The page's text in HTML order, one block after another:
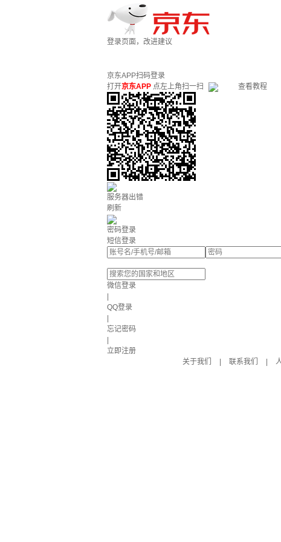
登录页面，改进建议
京东APP扫码登录
打开京东APP 点左上角扫一扫 查看教程
服务器出错
刷新
密码登录
短信登录
微信登录
QQ登录
忘记密码
立即注册
关于我们
联系我们